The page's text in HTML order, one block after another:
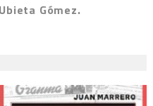
Gómez.